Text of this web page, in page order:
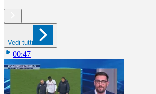
Vedi tutti
00:47